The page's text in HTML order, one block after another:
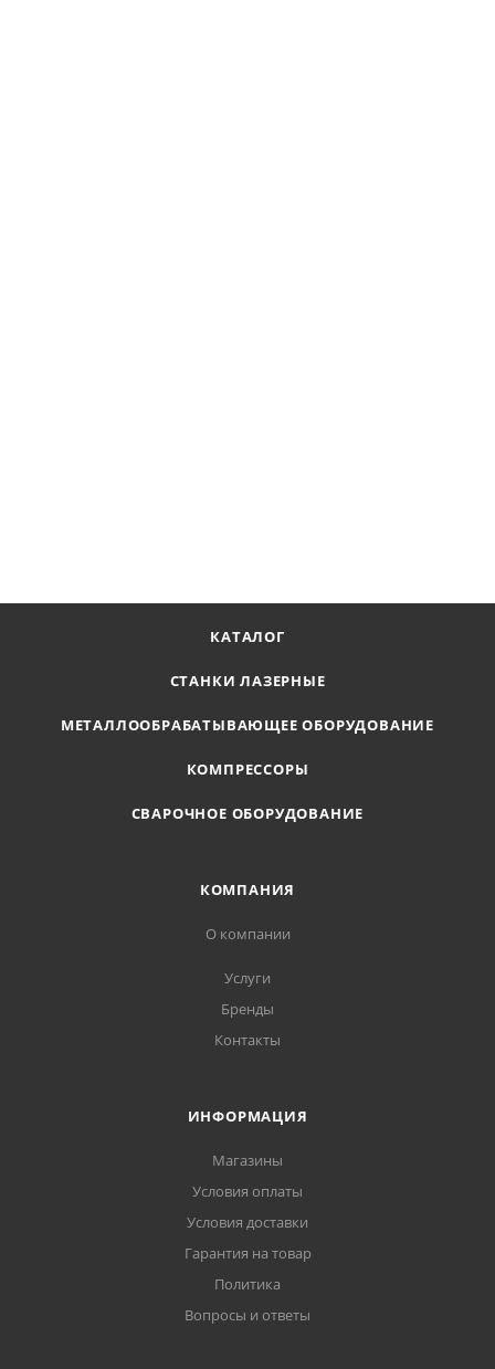
КАТАЛОГ
СТАНКИ ЛАЗЕРНЫЕ
МЕТАЛЛООБРАБАТЫВАЮЩЕЕ ОБОРУДОВАНИЕ
КОМПРЕССОРЫ
СВАРОЧНОЕ ОБОРУДОВАНИЕ
КОМПАНИЯ
О компании
Услуги
Бренды
Контакты
ИНФОРМАЦИЯ
Магазины
Условия оплаты
Условия доставки
Гарантия на товар
Политика
Вопросы и ответы